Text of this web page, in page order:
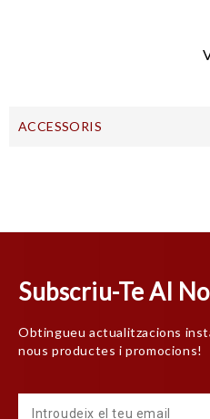
ACCESSORIS
Subscriu-Te Al
Obtingueu actualitzacions
nous productes i promocions!